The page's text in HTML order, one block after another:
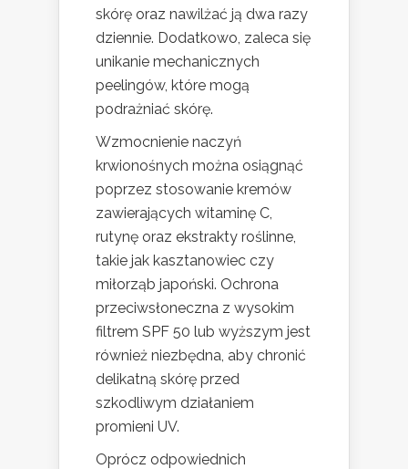
skórę oraz nawilżać ją dwa razy
dziennie. Dodatkowo, zaleca się
unikanie mechanicznych
peelingów, które mogą
podrażniać skórę.
Wzmocnienie naczyń
krwionośnych można osiągnąć
poprzez stosowanie kremów
zawierających witaminę C,
rutynę oraz ekstrakty roślinne,
takie jak kasztanowiec czy
miłorząb japoński. Ochrona
przeciwsłoneczna z wysokim
filtrem SPF 50 lub wyższym jest
również niezbędna, aby chronić
delikatną skórę przed
szkodliwym działaniem
promieni UV.
Oprócz odpowiednich